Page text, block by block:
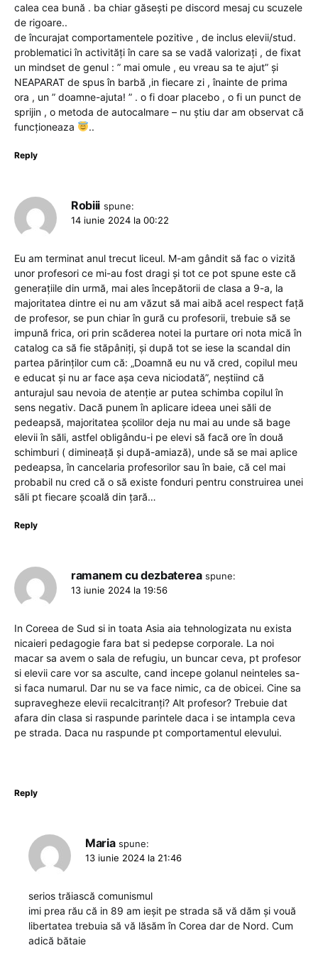
calea cea bună . ba chiar găsești pe discord mesaj cu scuzele
de rigoare..
de încurajat comportamentele pozitive , de inclus elevii/stud.
problematici în activități în care sa se vadă valorizați , de fixat
un mindset de genul : ” mai omule , eu vreau sa te ajut” și
NEAPARAT de spus în barbă ,in fiecare zi , înainte de prima
ora , un ” doamne-ajuta! ” . o fi doar placebo , o fi un punct de
sprijin , o metoda de autocalmare – nu știu dar am observat că
funcționeaza
..
Reply
Robiii spune:
14 iunie 2024 la 00:22
Eu am terminat anul trecut liceul. M-am gândit să fac o vizită
unor profesori ce mi-au fost dragi și tot ce pot spune este că
generațiile din urmă, mai ales începătorii de clasa a 9-a, la
majoritatea dintre ei nu am văzut să mai aibă acel respect față
de profesor, se pun chiar în gură cu profesorii, trebuie să se
impună frica, ori prin scăderea notei la purtare ori nota mică în
catalog ca să fie stăpâniți, și după tot se iese la scandal din
partea părinților cum că: „Doamnă eu nu vă cred, copilul meu
e educat și nu ar face așa ceva niciodată”, neștiind că
anturajul sau nevoia de atenție ar putea schimba copilul în
sens negativ. Dacă punem în aplicare ideea unei săli de
pedeapsă, majoritatea școlilor deja nu mai au unde să bage
elevii în săli, astfel obligându-i pe elevi să facă ore în două
schimburi ( dimineață și după-amiază), unde să se mai aplice
pedeapsa, în cancelaria profesorilor sau în baie, că cel mai
probabil nu cred că o să existe fonduri pentru construirea unei
săli pt fiecare școală din țară…
Reply
ramanem cu dezbaterea spune:
13 iunie 2024 la 19:56
In Coreea de Sud si in toata Asia aia tehnologizata nu exista
nicaieri pedagogie fara bat si pedepse corporale. La noi
macar sa avem o sala de refugiu, un buncar ceva, pt profesor
si elevii care vor sa asculte, cand incepe golanul neinteles sa-
si faca numarul. Dar nu se va face nimic, ca de obicei. Cine sa
supravegheze elevii recalcitranți? Alt profesor? Trebuie dat
afara din clasa si raspunde parintele daca i se intampla ceva
pe strada. Daca nu raspunde pt comportamentul elevului.
Reply
Maria spune:
13 iunie 2024 la 21:46
serios trăiască comunismul
imi prea rău că in 89 am ieșit pe strada să vă dăm și vouă
libertatea trebuia să vă lăsăm în Corea dar de Nord. Cum
adică bătaie